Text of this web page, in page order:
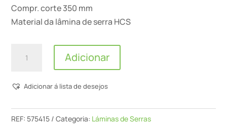
Compr. corte 350 mm
Material da lâmina de serra HCS
Quantidade
De
Dsb
Adicionar
Adicionar á lista de desejos
REF: 575415 Categoria: Láminas de Serras